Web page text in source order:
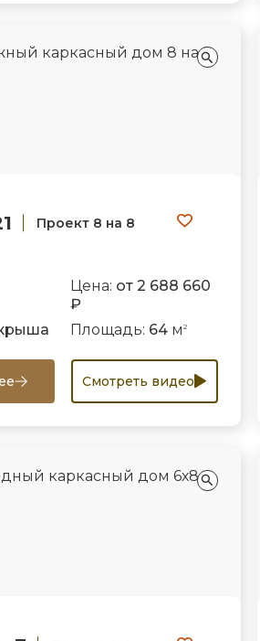
Проект 8 на 8
Цена: от 2 688 660
₽
Площадь: 64 м2
Смотреть видео